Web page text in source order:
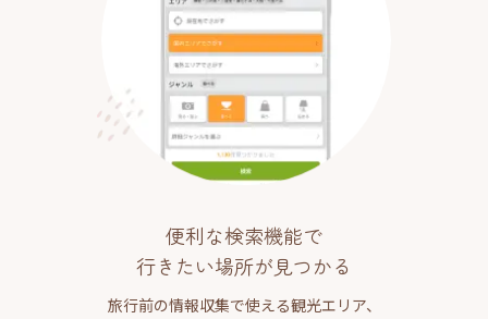
便利な検索機能で
行きたい場所が見つかる
旅行前の情報収集で使える観光エリア、